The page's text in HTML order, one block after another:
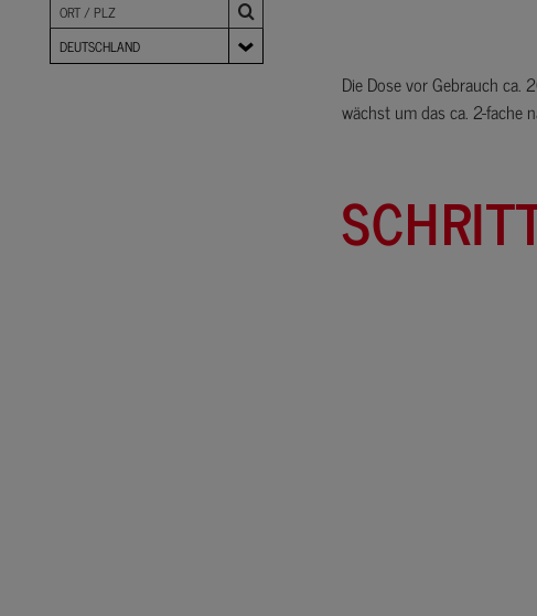
DEUTSCHLAND
Die Dose vor Gebrauch ca.
wächst um das ca. 2-fache